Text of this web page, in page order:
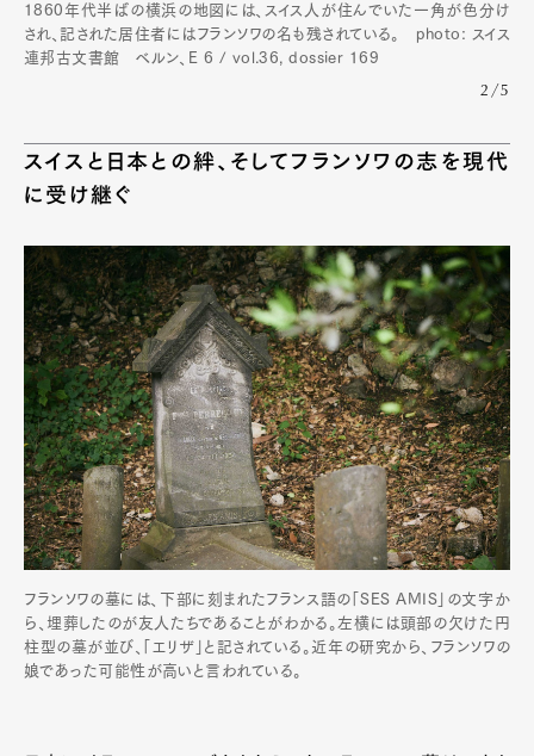
Art&DesignWatchFashion
ProductCultureLifestyle
1860年代半ばの横浜の地図には、スイス人が住んでいた一角が色分け
され、記された居住者にはフランソワの名も残されている。 photo: スイス
連邦古文書館 ベルン、E 6 / vol.36, dossier 169
2/5
スイスと日本との絆、そしてフランソワの志を現代
に受け継ぐ
フランソワの墓には、下部に刻まれたフランス語の「SES AMIS」の文字か
ら、埋葬したのが友人たちであることがわかる。左横には頭部の欠けた円
柱型の墓が並び、「エリザ」と記されている。近年の研究から、フランソワの
娘であった可能性が高いと言われている。